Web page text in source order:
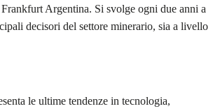
Argentina. Si svolge ogni due anni a
decisori del settore minerario, sia a livello
le ultime tendenze in tecnologia,